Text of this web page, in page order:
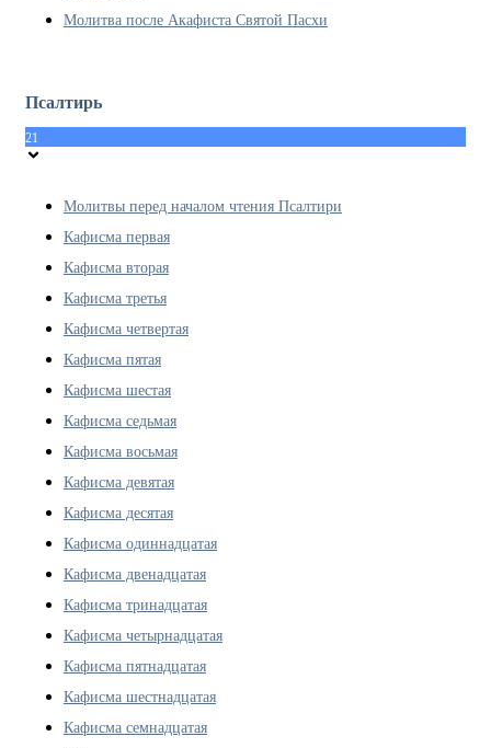
Молитва после Акафиста Святой Пасхи
Псалтирь
21
Молитвы перед началом чтения Псалтири
Кафисма первая
Кафисма вторая
Кафисма третья
Кафисма четвертая
Кафисма пятая
Кафисма шестая
Кафисма седьмая
Кафисма восьмая
Кафисма девятая
Кафисма десятая
Кафисма одиннадцатая
Кафисма двенадцатая
Кафисма тринадцатая
Кафисма четырнадцатая
Кафисма пятнадцатая
Кафисма шестнадцатая
Кафисма семнадцатая